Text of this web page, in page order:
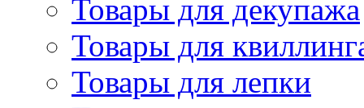
Товары для декупажа
Товары для
Товары для лепки